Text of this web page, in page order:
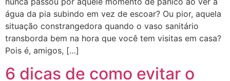
água da pia subindo em vez de escoar? Ou pior, aquela
situação constrangedora quando o vaso sanitário
transborda bem na hora que você tem visitas em casa?
Pois é, amigos, […]
6 dicas de como evitar o